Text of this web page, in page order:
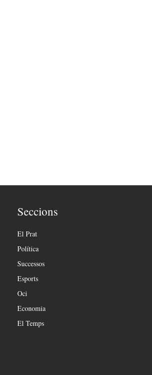
Seccions
El Prat
Política
Successos
Esports
Oci
Economia
El Temps